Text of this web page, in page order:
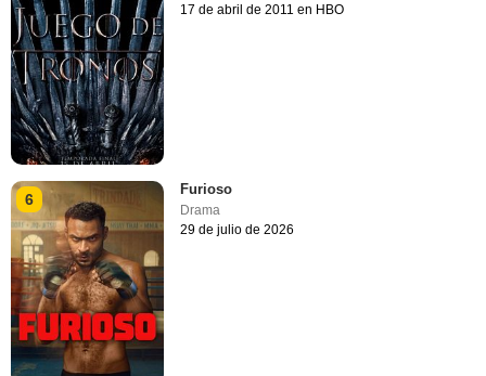
17 de abril de 2011 en HBO
6
Furioso
Drama
29 de julio de 2026